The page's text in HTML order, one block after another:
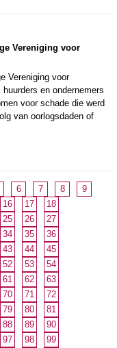
Vereniging voor
Vereniging voor
en ondernemers
voor schade die werd
van oorlogsdaden of
6 7 8
9
16 17
18
25 26
27
34 35
36
43 44
45
52 53
54
61 62
63
70 71
72
79 80
81
88 89
90
97 98
99